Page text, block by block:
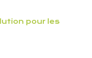
pour les